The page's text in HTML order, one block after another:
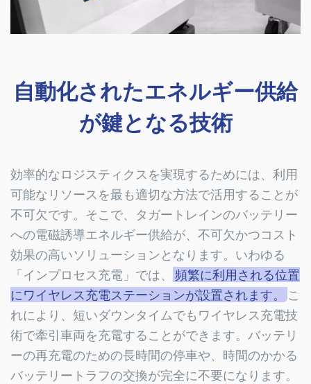
自動化されたエネルギー供給
が鍵となる技術
効率的なロジスティクスを実現するためには、利用
可能なリソースを最も適切な方法で活用することが
不可欠です。そこで、タガートレインのバッテリー
への電磁誘導エネルギー供給が、不可欠かつコスト
効果の高いソリューションとなります。いわゆる
「インプロセス充電」では、
頻繁に利用される位置
にワイヤレス充電ステーションが設置されます。
こ
れにより、短いダウンタイムでもワイヤレス充電技
術で牽引車両を充電することができます。バッテリ
ーの再充電のための長時間の停車や、時間のかかる
バッテリートラフの交換が完全に不要になります。